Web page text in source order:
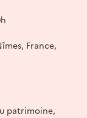
France,
patrimoine,